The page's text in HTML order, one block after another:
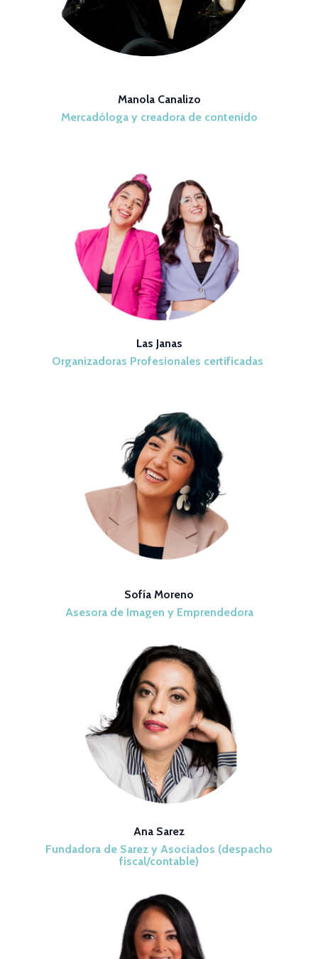
Manola Canalizo
Mercadóloga y creadora de contenido
Las Janas
Organizadoras Profesionales certificadas
Sofía Moreno
Asesora de Imagen y Emprendedora
Ana Sarez
Fundadora de Sarez y Asociados (despacho
fiscal/contable)